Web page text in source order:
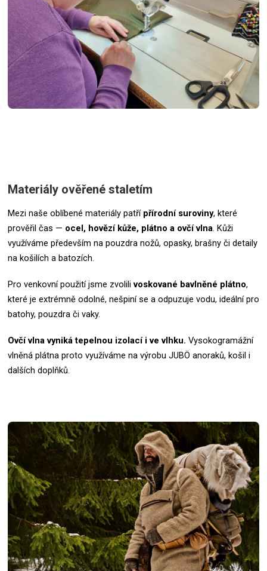
Materiály ověřené staletím
Mezi naše oblíbené materiály patří přírodní suroviny, které
prověřil čas — ocel, hovězí kůže, plátno a ovčí vlna. Kůži
využíváme především na pouzdra nožů, opasky, brašny či detaily
na košilích a batozích.
Pro venkovní použití jsme zvolili voskované bavlněné plátno,
které je extrémně odolné, nešpiní se a odpuzuje vodu, ideální pro
batohy, pouzdra či vaky.
Ovčí vlna vyniká tepelnou izolací i ve vlhku. Vysokogramážní
vlněná plátna proto využíváme na výrobu JUBÖ anoraků, košil i
dalších doplňků.